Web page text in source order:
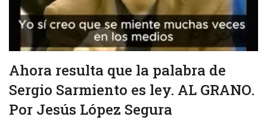
Ahora resulta que la palabra de
Sergio Sarmiento es ley. AL GRANO.
Por Jesús López Segura